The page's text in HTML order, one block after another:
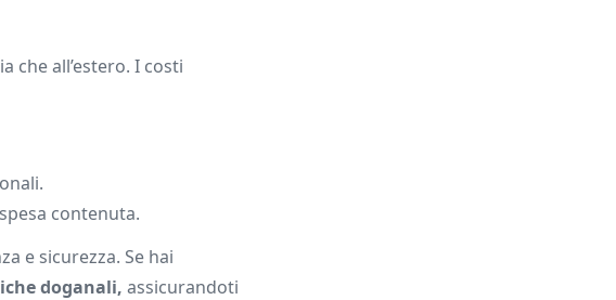
che all’estero. I costi
contenuta.
e sicurezza. Se hai
doganali, assicurandoti